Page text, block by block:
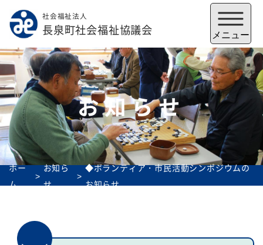
社会福祉法人
長泉町社会福祉協議会 メニュー
メニューを閉じる
お知らせ
ホー
ム
お知ら
せ
◆ボランティア・市民活動シンポジウムの
お知らせ